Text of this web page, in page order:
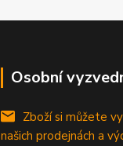
Osobní
Zboží si můžete
našich prodejnách a